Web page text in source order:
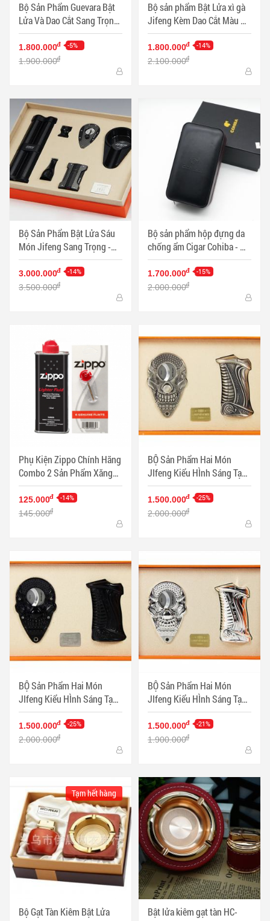
Bộ Sản Phẩm Guevara Bật
Lửa Và Dao Cắt Sang Trọng
Màu Đỏ - Mã SP: PKXG336
1.800.000đ -5%
1.900.000đ
Bộ sản phẩm Bật Lửa xì gà
Jifeng Kèm Dao Cắt Màu Đỏ
Sang Trọng - Mã SP:
PKXG331
1.800.000đ -14%
2.100.000đ
Bộ Sản Phẩm Bật Lửa Sáu
Món Jifeng Sang Trọng -
Mã SP: PKXG338
3.000.000đ -14%
3.500.000đ
Bộ sản phẩm hộp đựng da
chống ẩm Cigar Cohiba - Mã
SP: PKXG130
1.700.000đ -15%
2.000.000đ
Phụ Kiện Zippo Chính Hãng
Combo 2 Sản Phẩm Xăng
Và Đá - Mã SP: ZPC3338
125.000đ -14%
145.000đ
BỘ Sản Phẩm Hai Món
JIfeng Kiểu HÌnh Sáng Tạo
Sang TRọng - Mã SP:
PKXG355
1.500.000đ -25%
2.000.000đ
BỘ Sản Phẩm Hai Món
JIfeng Kiểu HÌnh Sáng Tạo
Sang TRọng Màu Đen - Mã
SP: PKXG356
1.500.000đ -25%
2.000.000đ
BỘ Sản Phẩm Hai Món
JIfeng Kiểu HÌnh Sáng Tạo
Sang TRọng Màu Bạc - Mã
SP: PKXG353
1.500.000đ -21%
1.900.000đ
Bộ Gạt Tàn Kiêm Bật Lửa
Tạm hết hàng
Bật lửa kiêm gạt tàn HC-